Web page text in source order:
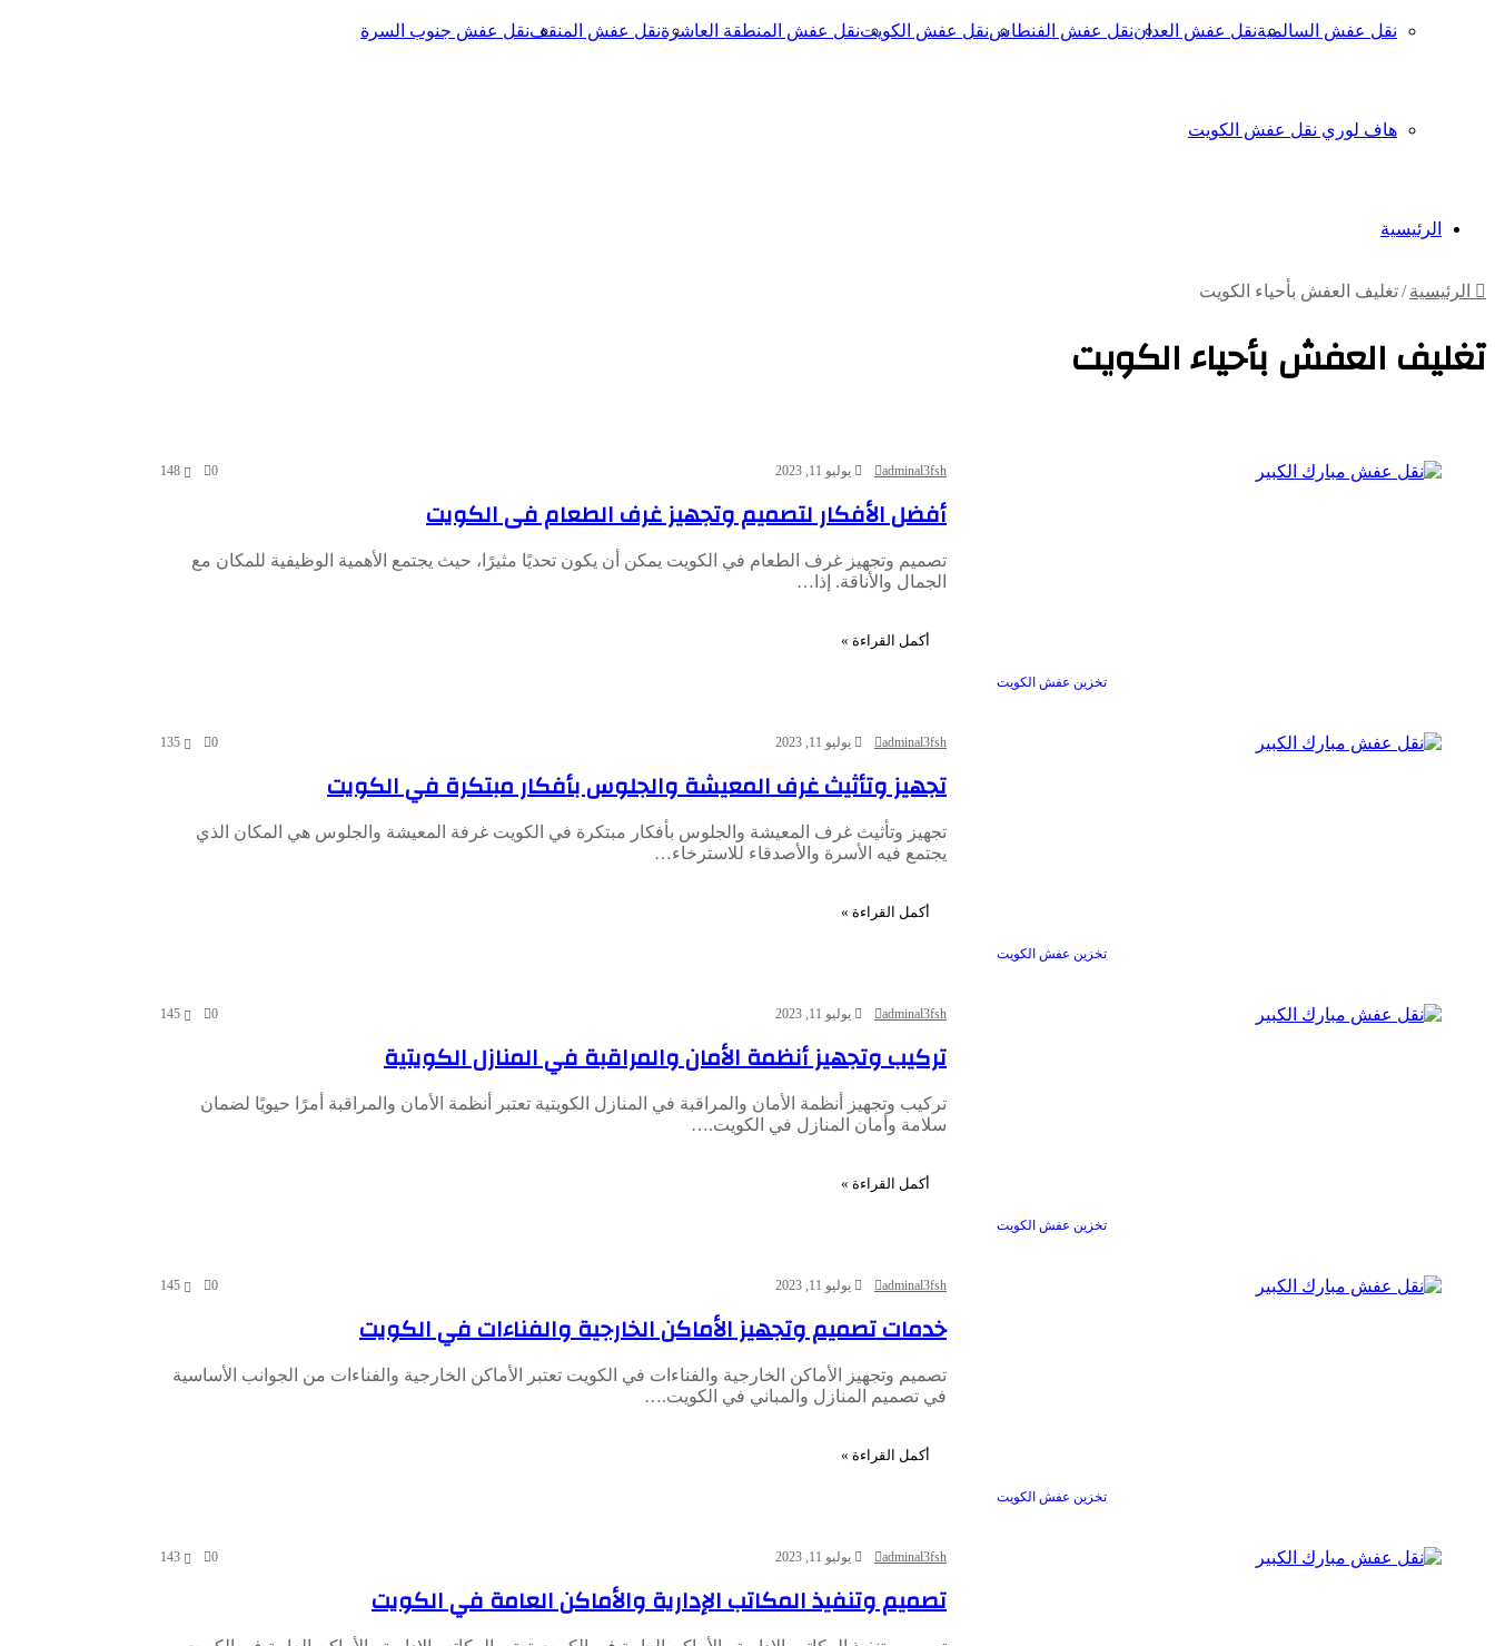
نقل عفش السالميةنقل عفش العداننقل عفش الفنطاسنقل عفش الكويتنقل عفش المنطقة العاشرةنقل عفش المنقفنقل عفش جنوب السرة
هاف لوري نقل عفش الكويت
الرئيسية
الرئيسية /تغليف العفش بأحياء الكويت
تغليف العفش بأحياء الكويت
تخزين عفش الكويت
adminal3fsh يوليو 11, 2023 0
148
أفضل الأفكار لتصميم وتجهيز غرف الطعام فى الكويت
تصميم وتجهيز غرف الطعام في الكويت يمكن أن يكون تحديًا مثيرًا، حيث يجتمع الأهمية الوظيفية للمكان مع
الجمال والأناقة. إذا…
أكمل القراءة »
تخزين عفش الكويت
adminal3fsh يوليو 11, 2023 0
135
تجهيز وتأثيث غرف المعيشة والجلوس بأفكار مبتكرة في الكويت
تجهيز وتأثيث غرف المعيشة والجلوس بأفكار مبتكرة في الكويت غرفة المعيشة والجلوس هي المكان الذي
يجتمع فيه الأسرة والأصدقاء للاسترخاء…
أكمل القراءة »
تخزين عفش الكويت
adminal3fsh يوليو 11, 2023 0
145
تركيب وتجهيز أنظمة الأمان والمراقبة في المنازل الكويتية
تركيب وتجهيز أنظمة الأمان والمراقبة في المنازل الكويتية تعتبر أنظمة الأمان والمراقبة أمرًا حيويًا لضمان
سلامة وأمان المنازل في الكويت.…
أكمل القراءة »
تخزين عفش الكويت
adminal3fsh يوليو 11, 2023 0
145
خدمات تصميم وتجهيز الأماكن الخارجية والفناءات في الكويت
تصميم وتجهيز الأماكن الخارجية والفناءات في الكويت تعتبر الأماكن الخارجية والفناءات من الجوانب الأساسية
في تصميم المنازل والمباني في الكويت.…
أكمل القراءة »
adminal3fsh يوليو 11, 2023 0
143
تصميم وتنفيذ المكاتب الإدارية والأماكن العامة في الكويت